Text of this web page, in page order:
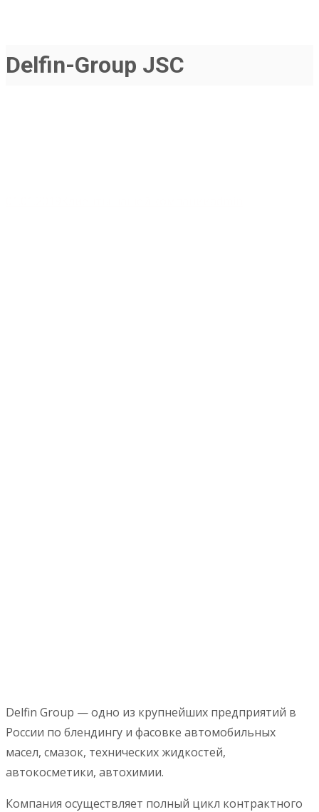
Delfin-Group JSC
Delfin Group — одно из крупнейших предприятий в
России по блендингу и фасовке автомобильных
масел, смазок, технических жидкостей,
автокосметики, автохимии.
Компания осуществляет полный цикл контрактного